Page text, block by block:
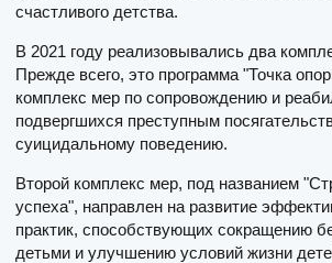
счастливого детства.
В 2021 году реализовывались два
Прежде всего, это программа "Точка
комплекс мер по сопровождению и
подвергшихся преступным
суицидальному поведению.
Второй комплекс мер, под названием
успеха", направлен на развитие
практик, способствующих сокращению
детьми и улучшению условий жизни